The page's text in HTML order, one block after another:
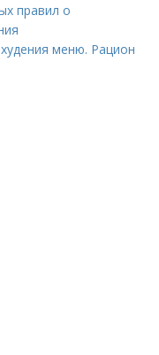
правил о
меню. Рацион